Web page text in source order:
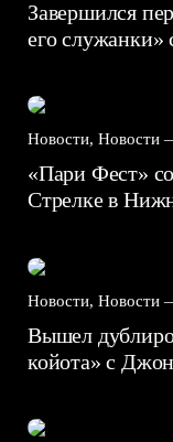
Завершился
его
Новости, Новости
«Пари Фест»
Стрелке в
Новости, Новости
Вышел
койота» с